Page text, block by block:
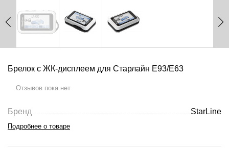
Брелок с ЖК-дисплеем для Старлайн Е93/Е63
Отзывов пока нет
Бренд StarLine
Подробнее о товаре